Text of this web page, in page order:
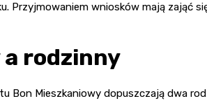
Przyjmowaniem wniosków mają zająć
a rodzinny
Bon Mieszkaniowy dopuszczają dwa